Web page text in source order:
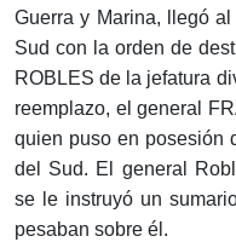
Guerra y Marina, llegó
Sud con la orden de
ROBLES de la jefatura
reemplazo, el general
quien puso en posesión
del Sud. El general
se le instruyó un
pesaban sobre él.